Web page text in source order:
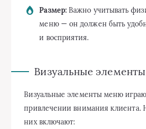
Размер:Важно учитывать
меню — он должен быть
и восприятия.
Визуальные элементы
Визуальные элементы меню
привлечении внимания клиента.
них включают: